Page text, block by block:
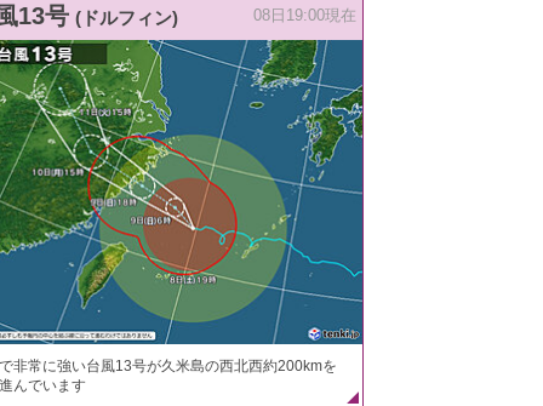
13号 (ドルフィン) 08日19:00現在
非常に強い台風13号が久米島の西北西約200kmを
んでいます